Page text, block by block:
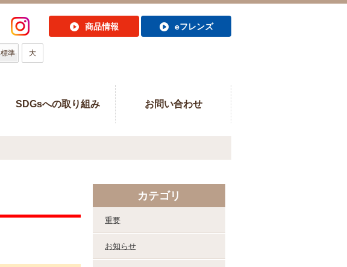
商品情報 eフレンズ
標準 大
SDGsへの取り組み お問い合わせ
カテゴリ
重要
お知らせ